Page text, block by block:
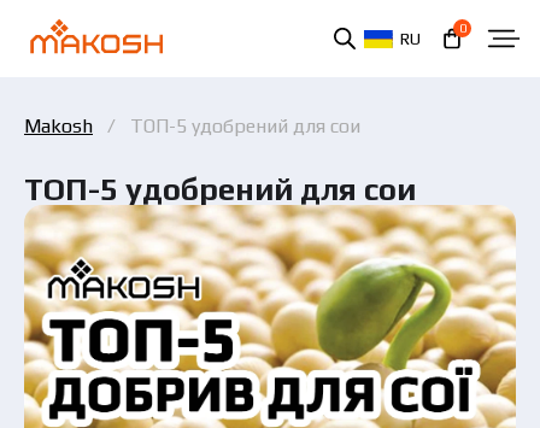
RU
0
Makosh ТОП-5 удобрений для сои
ТОП-5 удобрений для сои